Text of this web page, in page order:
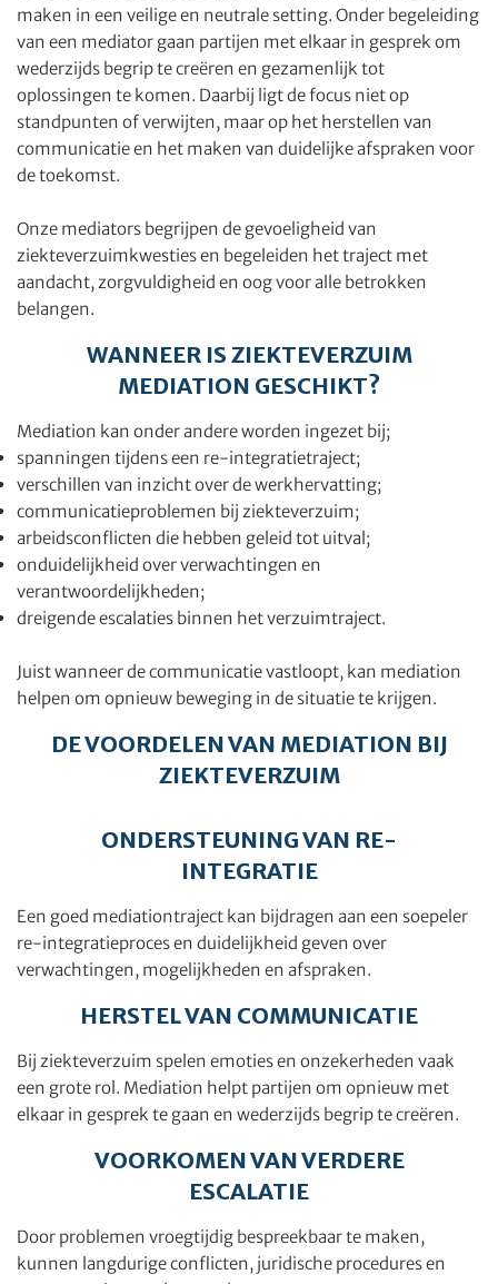
maken in een veilige en neutrale setting. Onder begeleiding
van een mediator gaan partijen met elkaar in gesprek om
wederzijds begrip te creëren en gezamenlijk tot
oplossingen te komen. Daarbij ligt de focus niet op
standpunten of verwijten, maar op het herstellen van
communicatie en het maken van duidelijke afspraken voor
de toekomst.
Onze mediators begrijpen de gevoeligheid van
ziekteverzuimkwesties en begeleiden het traject met
aandacht, zorgvuldigheid en oog voor alle betrokken
belangen.
WANNEER IS ZIEKTEVERZUIM
MEDIATION GESCHIKT?
Mediation kan onder andere worden ingezet bij;
spanningen tijdens een re-integratietraject;
verschillen van inzicht over de werkhervatting;
communicatieproblemen bij ziekteverzuim;
arbeidsconflicten die hebben geleid tot uitval;
onduidelijkheid over verwachtingen en
verantwoordelijkheden;
dreigende escalaties binnen het verzuimtraject.
Juist wanneer de communicatie vastloopt, kan mediation
helpen om opnieuw beweging in de situatie te krijgen.
DE VOORDELEN VAN MEDIATION BIJ
ZIEKTEVERZUIM
ONDERSTEUNING VAN RE-
INTEGRATIE
Een goed mediationtraject kan bijdragen aan een soepeler
re-integratieproces en duidelijkheid geven over
verwachtingen, mogelijkheden en afspraken.
HERSTEL VAN COMMUNICATIE
Bij ziekteverzuim spelen emoties en onzekerheden vaak
een grote rol. Mediation helpt partijen om opnieuw met
elkaar in gesprek te gaan en wederzijds begrip te creëren.
VOORKOMEN VAN VERDERE
ESCALATIE
Door problemen vroegtijdig bespreekbaar te maken,
kunnen langdurige conflicten, juridische procedures en